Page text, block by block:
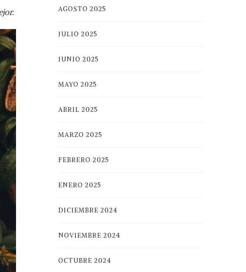
AGOSTO 2025
JULIO 2025
JUNIO 2025
MAYO 2025
ABRIL 2025
MARZO 2025
FEBRERO 2025
ENERO 2025
DICIEMBRE 2024
NOVIEMBRE 2024
OCTUBRE 2024